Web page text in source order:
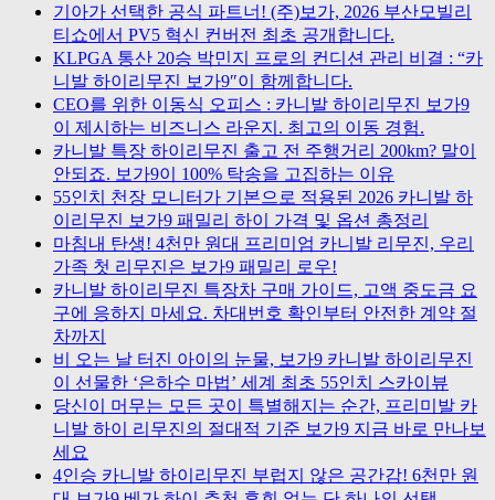
기아가 선택한 공식 파트너! (주)보가, 2026 부산모빌리
티쇼에서 PV5 혁신 컨버전 최초 공개합니다.
KLPGA 통산 20승 박민지 프로의 컨디션 관리 비결 : “카
니발 하이리무진 보가9″이 함께합니다.
CEO를 위한 이동식 오피스 : 카니발 하이리무진 보가9
이 제시하는 비즈니스 라운지. 최고의 이동 경험.
카니발 특장 하이리무진 출고 전 주행거리 200km? 말이
안되죠. 보가9이 100% 탁송을 고집하는 이유
55인치 천장 모니터가 기본으로 적용된 2026 카니발 하
이리무진 보가9 패밀리 하이 가격 및 옵션 총정리
마침내 탄생! 4천만 원대 프리미엄 카니발 리무진, 우리
가족 첫 리무진은 보가9 패밀리 로우!
카니발 하이리무진 특장차 구매 가이드, 고액 중도금 요
구에 응하지 마세요. 차대번호 확인부터 안전한 계약 절
차까지
비 오는 날 터진 아이의 눈물, 보가9 카니발 하이리무진
이 선물한 ‘은하수 마법’ 세계 최초 55인치 스카이뷰
당신이 머무는 모든 곳이 특별해지는 순간, 프리미발 카
니발 하이 리무진의 절대적 기준 보가9 지금 바로 만나보
세요
4인승 카니발 하이리무진 부럽지 않은 공간감! 6천만 원